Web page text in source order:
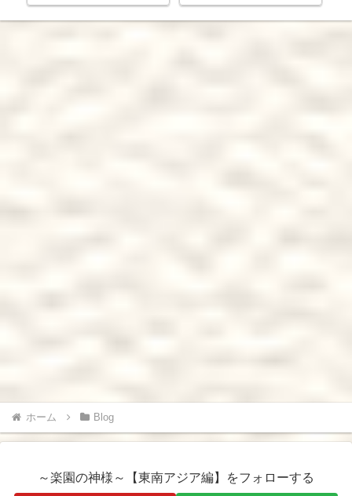
ホーム Blog
～楽園の神様～【東南アジア編】をフォローする